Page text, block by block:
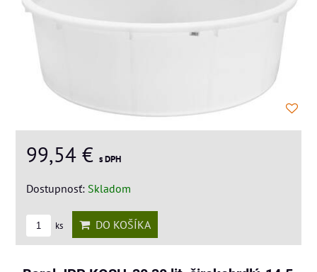
99,54 € s DPH
Dostupnosť: Skladom
ks DO KOŠÍKA